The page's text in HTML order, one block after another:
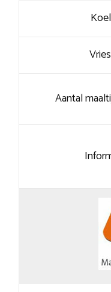
Aantal